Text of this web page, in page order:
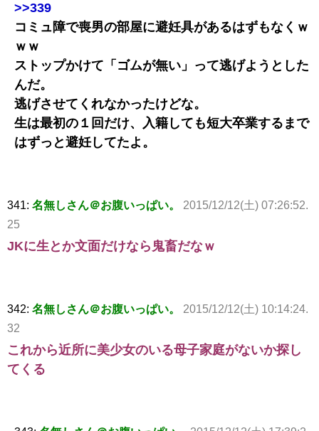
>>339
コミュ障で喪男の部屋に避妊具があるはずもなくｗ
ｗｗ
ストップかけて「ゴムが無い」って逃げようとした
んだ。
逃げさせてくれなかったけどな。
生は最初の１回だけ、入籍しても短大卒業するまで
はずっと避妊してたよ。
341: 名無しさん＠お腹いっぱい。
2015/12/12(土) 07:26:52.
25
JKに生とか文面だけなら鬼畜だなｗ
342: 名無しさん＠お腹いっぱい。
2015/12/12(土) 10:14:24.
32
これから近所に美少女のいる母子家庭がないか探し
てくる